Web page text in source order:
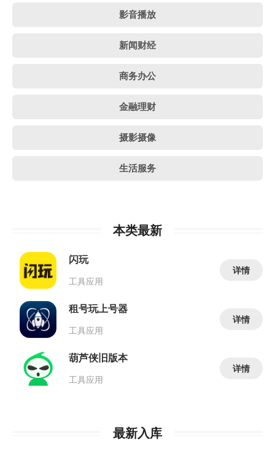
影音播放
新闻财经
商务办公
金融理财
摄影摄像
生活服务
本类最新
闪玩
工具应用
详情
租号玩上号器
工具应用
详情
葫芦侠旧版本
工具应用
详情
最新入库